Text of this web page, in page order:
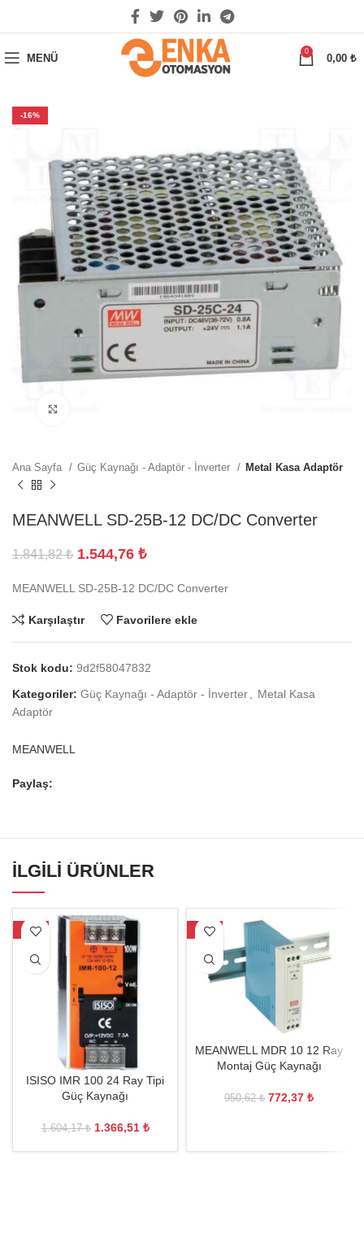
MENÜ
0
0,00 ₺
-16%
Ana Sayfa Güç Kaynağı - Adaptör - İnverter Metal Kasa Adaptör
MEANWELL SD-25B-12 DC/DC Converter
1.841,82₺ 1.544,76 ₺
MEANWELL SD-25B-12 DC/DC Converter
Karşılaştır Favorilere ekle
Stok kodu: 9d2f58047832
Kategoriler: Güç Kaynağı - Adaptör - İnverter
Metal Kasa
Adaptör
MEANWELL
Paylaş:
İLGILI ÜRÜNLER
-15%
ISISO IMR 100 24 Ray Tipi
Güç Kaynağı
1.604,17₺ 1.366,51 ₺
-19%
MEANWELL MDR 10 12 Ray
Montaj Güç Kaynağı
950,62₺ 772,37 ₺